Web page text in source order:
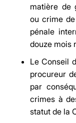
matière de
ou crime
pénale
douze mois
Le Conseil
procureur
par
crimes à
statut de la